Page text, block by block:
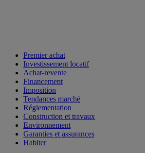
Premier achat
Investissement locatif
Achat-revente
Financement
Imposition
Tendances marché
Réglementation
Construction et travaux
Environnement
Garanties et assurances
Habiter